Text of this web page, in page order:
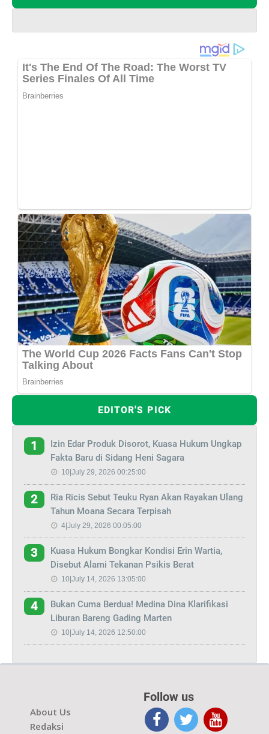
EDITOR'S PICK
1
Izin Edar Produk Disorot, Kuasa Hukum Ungkap
Fakta Baru di Sidang Heni Sagara
10|July 29, 2026 00:25:00
2
Ria Ricis Sebut Teuku Ryan Akan Rayakan Ulang
Tahun Moana Secara Terpisah
4|July 29, 2026 00:05:00
3
Kuasa Hukum Bongkar Kondisi Erin Wartia,
Disebut Alami Tekanan Psikis Berat
10|July 14, 2026 13:05:00
4
Bukan Cuma Berdua! Medina Dina Klarifikasi
Liburan Bareng Gading Marten
10|July 14, 2026 12:50:00
About Us
Redaksi
Follow us